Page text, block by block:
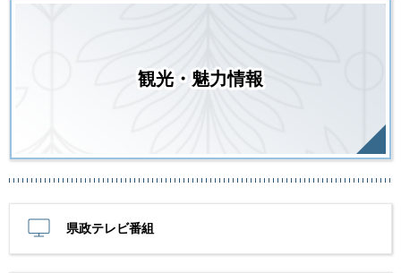
観光・魅力情報
県政テレビ番組